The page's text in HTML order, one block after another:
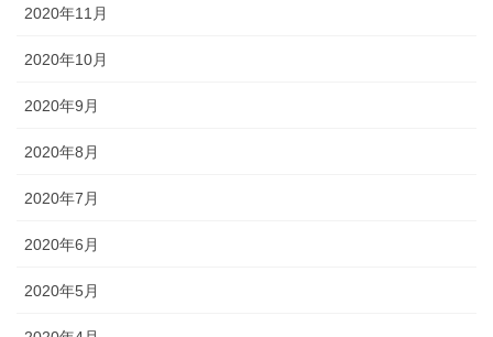
2020年11月
2020年10月
2020年9月
2020年8月
2020年7月
2020年6月
2020年5月